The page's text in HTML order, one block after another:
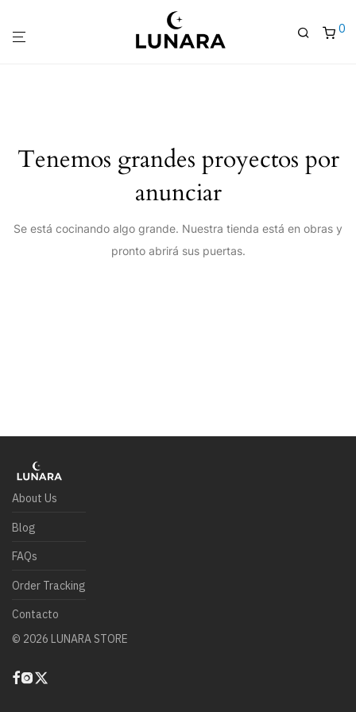
0
Tenemos grandes proyectos por
anunciar
Se está cocinando algo grande. Nuestra tienda está en obras y
pronto abrirá sus puertas.
About Us
Blog
FAQs
Order Tracking
Contacto
© 2026 LUNARA STORE